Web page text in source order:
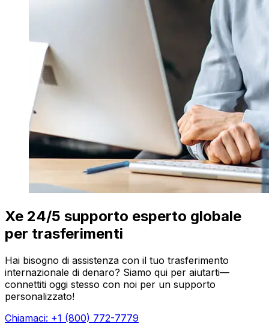
Xe 24/5 supporto esperto globale
per trasferimenti
Hai bisogno di assistenza con il tuo trasferimento
internazionale di denaro? Siamo qui per aiutarti—
connettiti oggi stesso con noi per un supporto
personalizzato!
Chiamaci: +1 (800) 772-7779